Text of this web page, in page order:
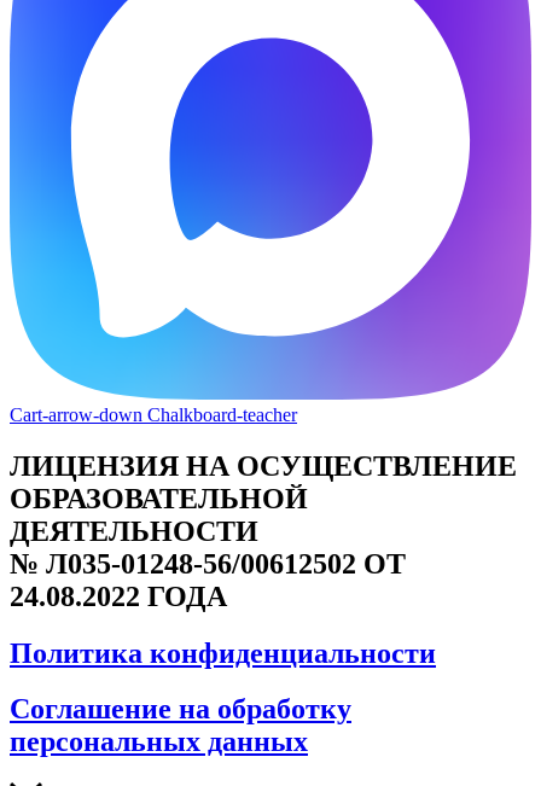
Cart-arrow-down Chalkboard-teacher
ЛИЦЕНЗИЯ НА ОСУЩЕСТВЛЕНИЕ
ОБРАЗОВАТЕЛЬНОЙ
ДЕЯТЕЛЬНОСТИ
№ Л035-01248-56/00612502 ОТ
24.08.2022 ГОДА
Политика конфиденциальности
Соглашение на обработку
персональных данных